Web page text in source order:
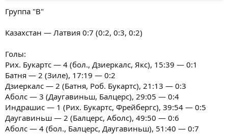
Группа "В"
Казахстан — Латвия 0:7 (0:2, 0:3, 0:2)
Голы:
Рих. Букартс — 4 (бол., Дзиеркалс, Якс), 15:39 — 0:1
Батня — 2 (Зиле), 17:19 — 0:2
Дзиеркалс — 2 (Батня, Роб. Букартс), 21:13 — 0:3
Аболс — 3 (Даугавиньш, Балцерс), 29:05 — 0:4
Индрашис — 1 (Рих. Букартс, Фрейбергс), 39:54 — 0:5
Даугавиньш — 2 (Балцерс, Аболс), 49:50 — 0:6
Аболс — 4 (бол., Балцерс, Даугавиньш), 51:40 — 0:7